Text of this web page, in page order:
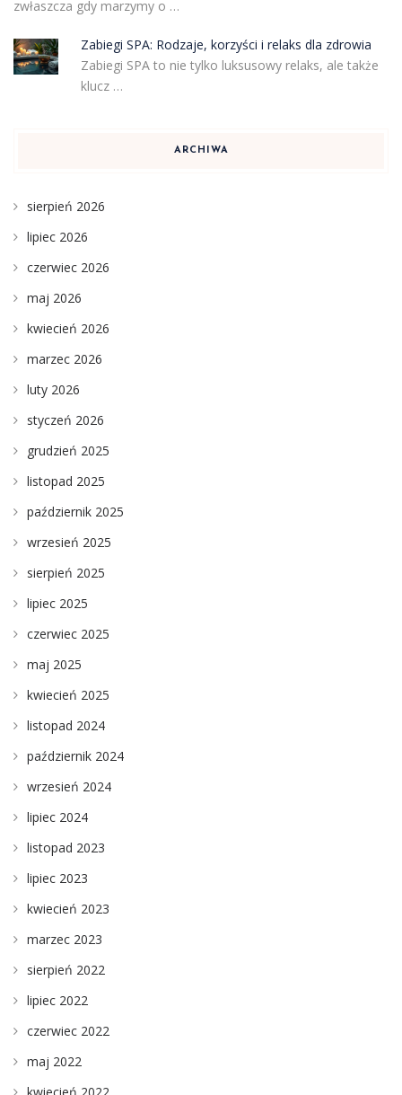
zwłaszcza gdy marzymy o …
Zabiegi SPA: Rodzaje, korzyści i relaks dla zdrowia
Zabiegi SPA to nie tylko luksusowy relaks, ale także
klucz …
ARCHIWA
sierpień 2026
lipiec 2026
czerwiec 2026
maj 2026
kwiecień 2026
marzec 2026
luty 2026
styczeń 2026
grudzień 2025
listopad 2025
październik 2025
wrzesień 2025
sierpień 2025
lipiec 2025
czerwiec 2025
maj 2025
kwiecień 2025
listopad 2024
październik 2024
wrzesień 2024
lipiec 2024
listopad 2023
lipiec 2023
kwiecień 2023
marzec 2023
sierpień 2022
lipiec 2022
czerwiec 2022
maj 2022